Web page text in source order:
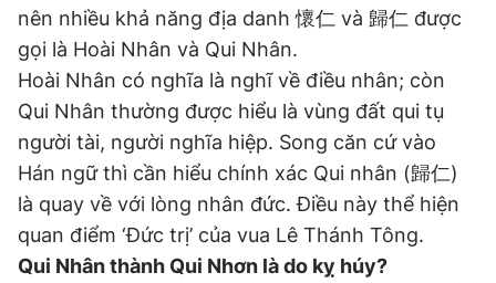
Theo dõi báo trên
Hotline
0906 645 777
Liên hệ quảng cáo
0908 780 404
Quảng cáo Chính sách bảo
nên nhiều khả năng địa danh 懷仁 và 歸仁 được
gọi là Hoài Nhân và Qui Nhân.
Hoài Nhân có nghĩa là nghĩ về điều nhân; còn
Qui Nhân thường được hiểu là vùng đất qui tụ
người tài, người nghĩa hiệp. Song căn cứ vào
Hán ngữ thì cần hiểu chính xác Qui nhân (歸仁)
là quay về với lòng nhân đức. Điều này thể hiện
quan điểm ‘Đức trị’ của vua Lê Thánh Tông.
Qui Nhân thành Qui Nhơn là do kỵ húy?